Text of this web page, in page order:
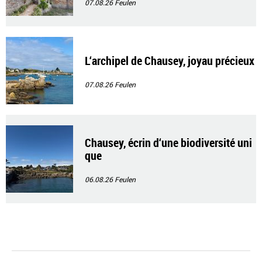
07.08.26Feulen
L‘archipel de Chausey, joyau précieux
07.08.26Feulen
Chausey, écrin d‘une biodiversité uni
que
06.08.26Feulen